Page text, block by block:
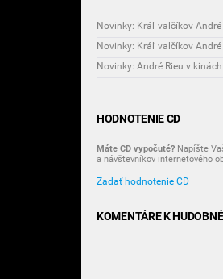
Novinky: Kráľ valčíkov
Novinky: Kráľ valčíkov
Novinky: André Rieu v
HODNOTENIE CD
Máte CD vypočuté? Napíšte
a návštevníkov internetového
Zadať hodnotenie CD
KOMENTÁRE K